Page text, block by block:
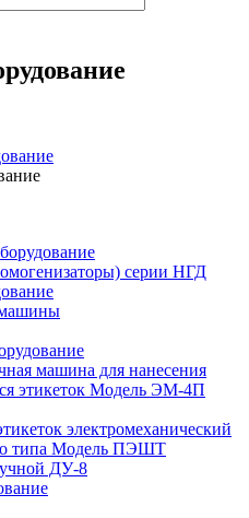
серии НГД
машина для нанесения
этикеток Модель ЭМ-4П
электромеханический
типа Модель ПЭШТ
ДУ-8